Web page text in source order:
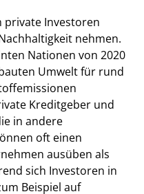
private Investoren
nehmen.
Nationen von 2020
Umwelt für rund
Kreditgeber und
in andere
oft einen
ausüben als
sich Investoren in
Beispiel auf